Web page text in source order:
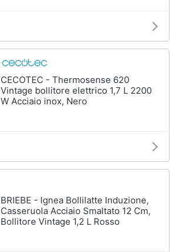
CECOTEC - Thermosense 620
Vintage bollitore elettrico 1,7 L 2200
W Acciaio inox, Nero
BRIEBE - Ignea Bollilatte Induzione,
Casseruola Acciaio Smaltato 12 Cm,
Bollitore Vintage 1,2 L Rosso